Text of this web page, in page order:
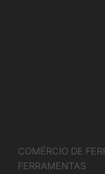
COMÉRCIO DE
FERRAMENTAS